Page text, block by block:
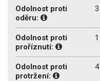
Odolnost proti
oděru:
3
Odolnost proti
proříznutí:
1
Odolnost proti
protržení:
4